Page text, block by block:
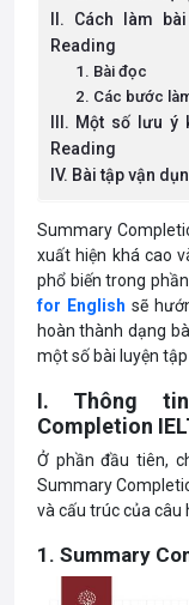
II. Cách làm
Reading
1. Bài đọc
2. Các bước
III. Một số lưu ý
Reading
IV. Bài tập vận
Summary
xuất hiện khá cao
phổ biến trong
for English sẽ
hoàn thành dạng
một số bài luyện
I. Thông
Completion
Ở phần đầu tiên,
Summary
và cấu trúc của câu
1. Summary